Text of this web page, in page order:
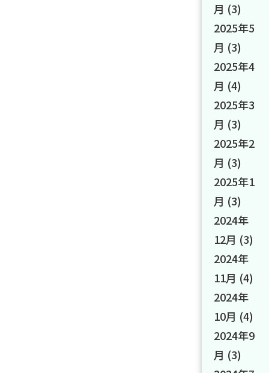
月 (3)
2025年5
月 (3)
2025年4
月 (4)
2025年3
月 (3)
2025年2
月 (3)
2025年1
月 (3)
2024年
12月 (3)
2024年
11月 (4)
2024年
10月 (4)
2024年9
月 (3)